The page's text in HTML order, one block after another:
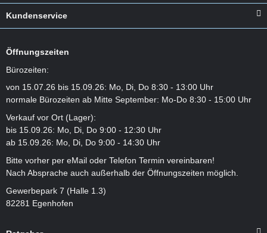
Kundenservice
Öffnungszeiten
Bürozeiten:
von 15.07.26 bis 15.09.26: Mo, Di, Do 8:30 - 13:00 Uhr
normale Bürozeiten ab Mitte September: Mo-Do 8:30 - 15:00 Uhr
Verkauf vor Ort (Lager):
bis 15.09.26: Mo, Di, Do 9:00 - 12:30 Uhr
ab 15.09.26: Mo, Di, Do 9:00 - 14:30 Uhr
Bitte vorher per eMail oder Telefon Termin vereinbaren!
Nach Absprache auch außerhalb der Öffnungszeiten möglich.
Gewerbepark 7 (Halle 1.3)
82281 Egenhofen